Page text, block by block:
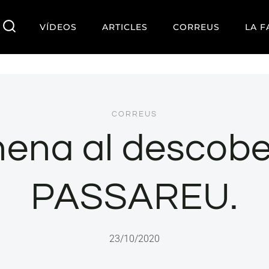
VÍDEOS ARTICLES CORREUS LA
CORREUS
al
PASSAREU.
23/10/2020